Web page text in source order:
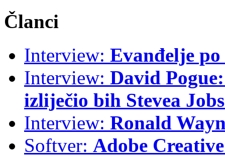
Članci
Interview: Evanđelje
Interview: David
izliječio bih Stevea
Interview: Ronald
Softver: Adobe